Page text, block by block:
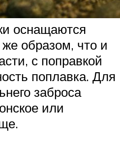
оснащаются
образом, что и
с поправкой
поплавка. Для
заброса
или